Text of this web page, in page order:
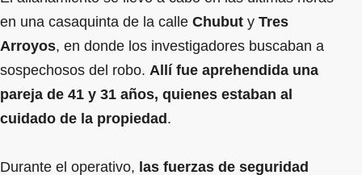
en una casaquinta de la calle Chubut y Tres
Arroyos, en donde los investigadores buscaban a
sospechosos del robo. Allí fue aprehendida una
pareja de 41 y 31 años, quienes estaban al
cuidado de la propiedad .
Durante el operativo, las fuerzas de seguridad